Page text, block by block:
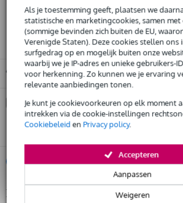
Als je toestemming geeft, plaatsen we
statistische en marketingcookies, samen met
(sommige bevinden zich buiten de EU,
Verenigde Staten). Deze cookies stellen ons
surfgedrag op en mogelijk buiten onze
waarbij we je IP-adres en unieke gebruikers-
voor herkenning. Zo kunnen we je ervaring
relevante aanbiedingen tonen.
Je kunt je cookievoorkeuren op elk moment
intrekken via de cookie-instellingen
Cookiebeleiden Privacy policy.
Weigeren
Aanpassen
Accepteren
30 dagen 'niet goed geld terug' garantie
3 jaar Bax Music garantie
Gratis ophalen in de winkel
Kies nu voor 2 jaar extra Bax Music
voordelen
€ 15,45 eenmalig
Huur dit product al vanaf 22 euro per
Productinformatie